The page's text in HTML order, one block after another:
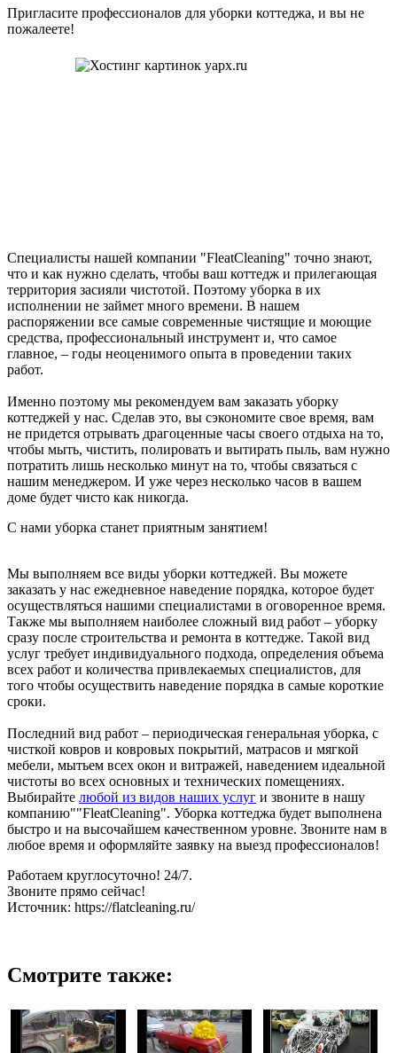
Пригласите профессионалов для уборки коттеджа, и вы не
пожалеете!
Специалисты нашей компании "FleatCleaning" точно знают,
что и как нужно сделать, чтобы ваш коттедж и прилегающая
территория засияли чистотой. Поэтому уборка в их
исполнении не займет много времени. В нашем
распоряжении все самые современные чистящие и моющие
средства, профессиональный инструмент и, что самое
главное, – годы неоценимого опыта в проведении таких
работ.
Именно поэтому мы рекомендуем вам заказать уборку
коттеджей у нас. Сделав это, вы сэкономите свое время, вам
не придется отрывать драгоценные часы своего отдыха на то,
чтобы мыть, чистить, полировать и вытирать пыль, вам нужно
потратить лишь несколько минут на то, чтобы связаться с
нашим менеджером. И уже через несколько часов в вашем
доме будет чисто как никогда.
С нами уборка станет приятным занятием!
Мы выполняем все виды уборки коттеджей. Вы можете
заказать у нас ежедневное наведение порядка, которое будет
осуществляться нашими специалистами в оговоренное время.
Также мы выполняем наиболее сложный вид работ – уборку
сразу после строительства и ремонта в коттедже. Такой вид
услуг требует индивидуального подхода, определения объема
всех работ и количества привлекаемых специалистов, для
того чтобы осуществить наведение порядка в самые короткие
сроки.
Последний вид работ – периодическая генеральная уборка, с
чисткой ковров и ковровых покрытий, матрасов и мягкой
мебели, мытьем всех окон и витражей, наведением идеальной
чистоты во всех основных и технических помещениях.
Выбирайте любой из видов наших услуг и звоните в нашу
компанию""FleatCleaning". Уборка коттеджа будет выполнена
быстро и на высочайшем качественном уровне. Звоните нам в
любое время и оформляйте заявку на выезд профессионалов!
Работаем круглосуточно! 24/7.
Звоните прямо сейчас!
Источник: https://flatcleaning.ru/
Смотрите также: